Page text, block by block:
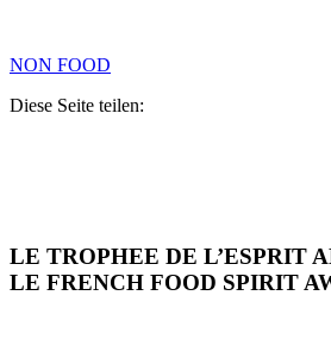
NON FOOD
Diese Seite teilen:
LE TROPHEE DE L’ESPRIT
LE FRENCH FOOD SPIRIT